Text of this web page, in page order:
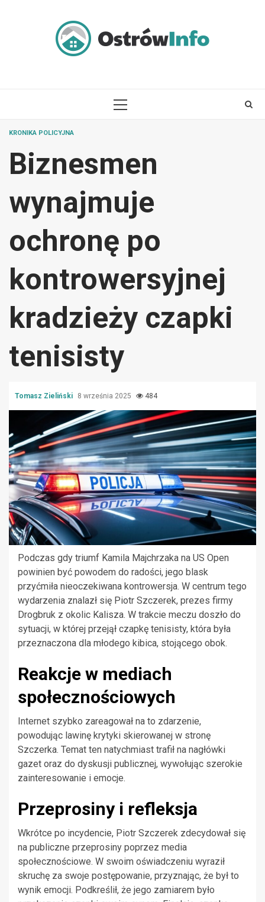
PRIMARY
KRONIKA POLICYJNA
Biznesmen
wynajmuje
ochronę po
kontrowersyjnej
kradzieży czapki
tenisisty
Tomasz Zieliński 8 września 2025 484
Podczas gdy triumf Kamila Majchrzaka na US Open
powinien być powodem do radości, jego blask
przyćmiła nieoczekiwana kontrowersja. W centrum tego
wydarzenia znalazł się Piotr Szczerek, prezes firmy
Drogbruk z okolic Kalisza. W trakcie meczu doszło do
sytuacji, w której przejął czapkę tenisisty, która była
przeznaczona dla młodego kibica, stojącego obok.
Reakcje w mediach
społecznościowych
Internet szybko zareagował na to zdarzenie,
powodując lawinę krytyki skierowanej w stronę
Szczerka. Temat ten natychmiast trafił na nagłówki
gazet oraz do dyskusji publicznej, wywołując szerokie
zainteresowanie i emocje.
Przeprosiny i refleksja
Wkrótce po incydencie, Piotr Szczerek zdecydował się
na publiczne przeprosiny poprzez media
społecznościowe. W swoim oświadczeniu wyraził
skruchę za swoje postępowanie, przyznając, że był to
wynik emocji. Podkreślił, że jego zamiarem było